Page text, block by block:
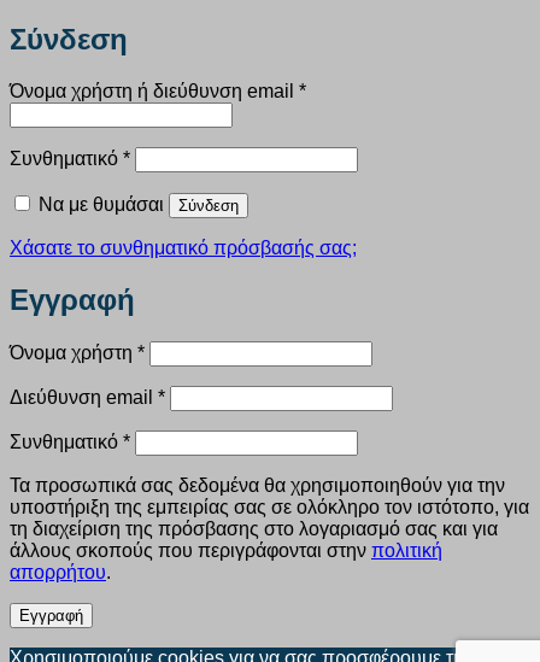
Σύνδεση
Όνομα χρήστη ή διεύθυνση email *Απαιτείται
Συνθηματικό *Απαιτείται
Να με θυμάσαι Σύνδεση
Χάσατε το συνθηματικό πρόσβασής σας;
Εγγραφή
Όνομα χρήστη *Απαιτείται
Διεύθυνση email *Απαιτείται
Συνθηματικό *Απαιτείται
Τα προσωπικά σας δεδομένα θα χρησιμοποιηθούν για την
υποστήριξη της εμπειρίας σας σε ολόκληρο τον ιστότοπο, για
τη διαχείριση της πρόσβασης στο λογαριασμό σας και για
άλλους σκοπούς που περιγράφονται στην πολιτική
απορρήτου.
Εγγραφή
Χρησιμοποιούμε cookies για να σας προσφέρουμε την